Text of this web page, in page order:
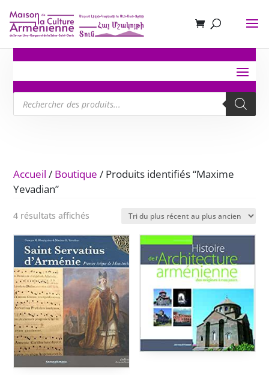
Recherche
de
produits
Accueil / Boutique / Produits identifiés “Maxime
Yevadian”
4 résultats affichés
plus
récent
au
plus
ancien